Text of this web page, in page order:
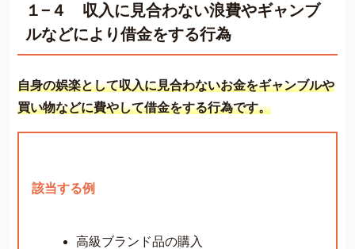
１−４ 収入に見合わない浪費やギャンブ
ルなどにより借金をする行為
自身の娯楽として収入に見合わないお金をギャンブルや
買い物などに費やして借金をする行為です。
該当する例
高級ブランド品の購入